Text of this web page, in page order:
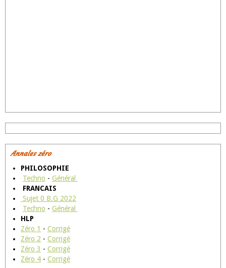
Annales zéro
PHILOSOPHIE
Techno - Général
FRANCAIS
Sujet 0 B.G 2022
Techno - Général
HLP
Zéro 1 - Corrigé
Zéro 2 - Corrigé
Zéro 3 - Corrigé
Zéro 4 - Corrigé